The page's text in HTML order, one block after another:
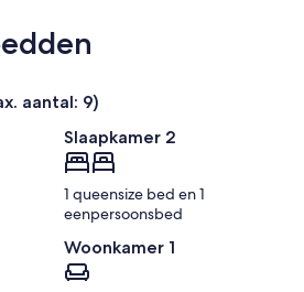
aantal: 9)
Slaapkamer 2
1 queensize bed en 1
eenpersoonsbed
Woonkamer 1